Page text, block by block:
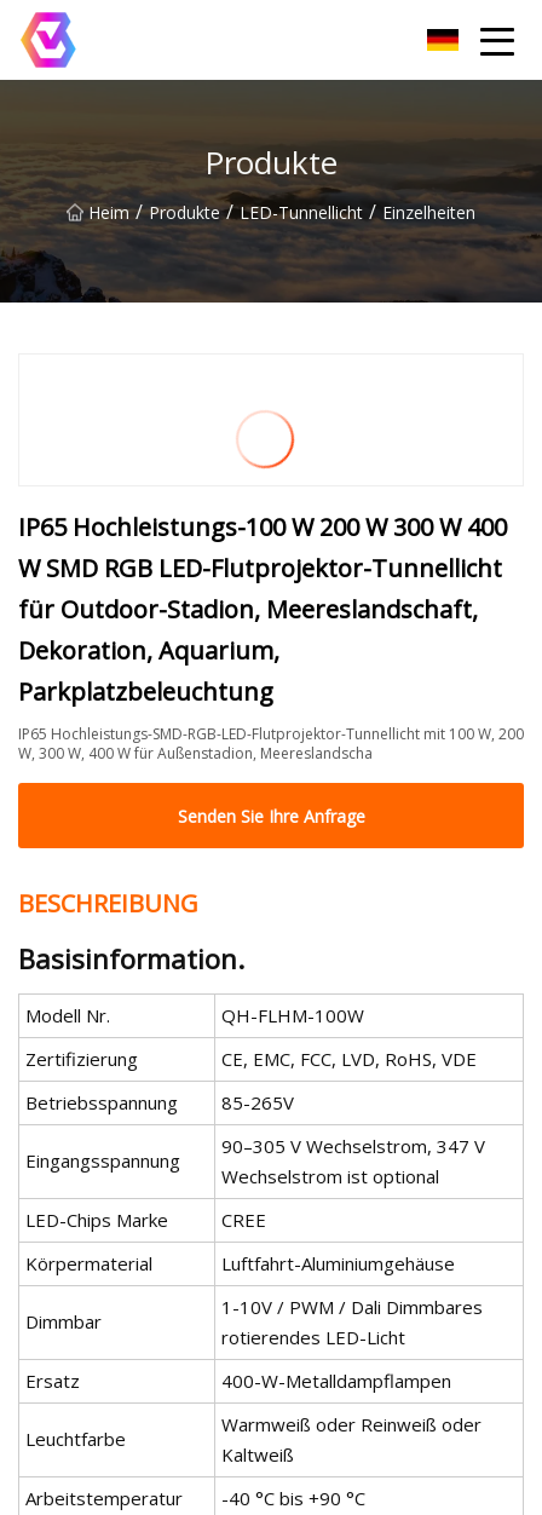
Produkte
Heim / Produkte / LED-Tunnellicht / Einzelheiten
IP65 Hochleistungs-100 W 200 W 300 W 400
W SMD RGB LED-Flutprojektor-Tunnellicht
für Outdoor-Stadion, Meereslandschaft,
Dekoration, Aquarium,
Parkplatzbeleuchtung
IP65 Hochleistungs-SMD-RGB-LED-Flutprojektor-Tunnellicht mit 100 W, 200
W, 300 W, 400 W für Außenstadion, Meereslandscha
Senden Sie Ihre Anfrage
BESCHREIBUNG
Basisinformation.
Modell Nr.
QH-FLHM-100W
Zertifizierung
CE, EMC, FCC, LVD, RoHS, VDE
Betriebsspannung
85-265V
Eingangsspannung
90–305 V Wechselstrom, 347 V
Wechselstrom ist optional
LED-Chips Marke
CREE
Körpermaterial
Luftfahrt-Aluminiumgehäuse
Dimmbar
1-10V / PWM / Dali Dimmbares
rotierendes LED-Licht
Ersatz
400-W-Metalldampflampen
Leuchtfarbe
Warmweiß oder Reinweiß oder
Kaltweiß
Arbeitstemperatur
-40 °C bis +90 °C